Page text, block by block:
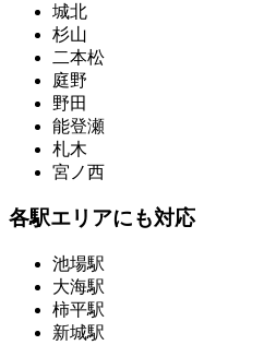
城北
杉山
二本松
庭野
野田
能登瀬
札木
宮ノ西
各駅エリアにも対応
池場駅
大海駅
柿平駅
新城駅